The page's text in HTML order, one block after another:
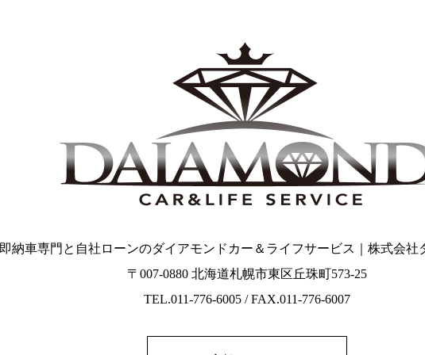
即納車専門と自社ローンのダイアモンドカー＆ライフサービス｜株式会社
〒007-0880 北海道札幌市東区丘珠町573-25
TEL.011-776-6005 / FAX.011-776-6007